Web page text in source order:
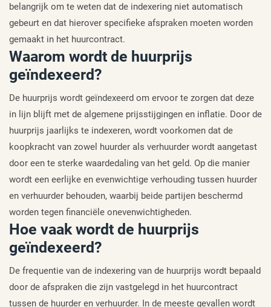
belangrijk om te weten dat de indexering niet automatisch
gebeurt en dat hierover specifieke afspraken moeten worden
gemaakt in het huurcontract.
Waarom wordt de huurprijs
geïndexeerd?
De huurprijs wordt geïndexeerd om ervoor te zorgen dat deze
in lijn blijft met de algemene prijsstijgingen en inflatie. Door de
huurprijs jaarlijks te indexeren, wordt voorkomen dat de
koopkracht van zowel huurder als verhuurder wordt aangetast
door een te sterke waardedaling van het geld. Op die manier
wordt een eerlijke en evenwichtige verhouding tussen huurder
en verhuurder behouden, waarbij beide partijen beschermd
worden tegen financiële onevenwichtigheden.
Hoe vaak wordt de huurprijs
geïndexeerd?
De frequentie van de indexering van de huurprijs wordt bepaald
door de afspraken die zijn vastgelegd in het huurcontract
tussen de huurder en verhuurder. In de meeste gevallen wordt